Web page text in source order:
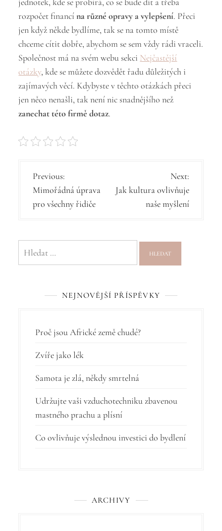
rozpočet financína různé opravy a vylepšení. Přeci
jen když někde bydlíme, tak se na tomto místě
chceme cítit dobře, abychom se sem vždy rádi vraceli.
Společnost má na svém webu sekci Nejčastější
otázky, kde se můžete dozvědět řadu důležitých i
zajímavých věcí. Kdybyste v těchto otázkách přeci
jen něco nenašli, tak není nic snadnějšího než
zanechat této firmě dotaz.
N
a
v
a
r
o
ř
í
s
p
Previous:
Mimořádná úprava
pro všechny řidiče
Next:
Jak kultura ovlivňuje
naše myšlení
Vyhledávání
NEJNOVĚJŠÍ PŘÍSPĚVKY
Proč jsou Africké země chudé?
Zvíře jako lék
Samota je zlá, někdy smrtelná
Udržujte vaši vzduchotechniku zbavenou
mastného prachu a plísní
Co ovlivňuje výslednou investici do bydlení
ARCHIVY